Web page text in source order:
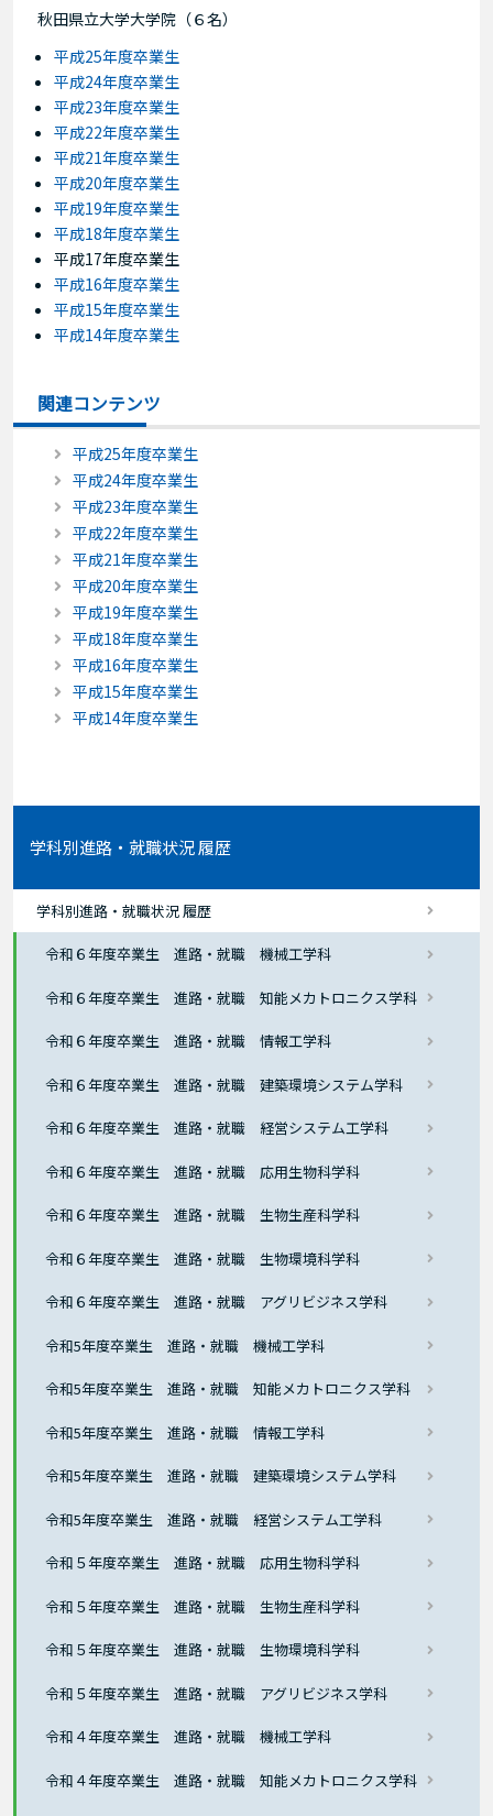
秋田県立大学大学院（６名）
平成25年度卒業生
平成24年度卒業生
平成23年度卒業生
平成22年度卒業生
平成21年度卒業生
平成20年度卒業生
平成19年度卒業生
平成18年度卒業生
平成17年度卒業生
平成16年度卒業生
平成15年度卒業生
平成14年度卒業生
関連コンテンツ
平成25年度卒業生
平成24年度卒業生
平成23年度卒業生
平成22年度卒業生
平成21年度卒業生
平成20年度卒業生
平成19年度卒業生
平成18年度卒業生
平成16年度卒業生
平成15年度卒業生
平成14年度卒業生
学科別進路・就職状況 履歴
学科別進路・就職状況 履歴
令和６年度卒業生 進路・就職 機械工学科
令和６年度卒業生 進路・就職 知能メカトロニクス学科
令和６年度卒業生 進路・就職 情報工学科
令和６年度卒業生 進路・就職 建築環境システム学科
令和６年度卒業生 進路・就職 経営システム工学科
令和６年度卒業生 進路・就職 応用生物科学科
令和６年度卒業生 進路・就職 生物生産科学科
令和６年度卒業生 進路・就職 生物環境科学科
令和６年度卒業生 進路・就職 アグリビジネス学科
令和5年度卒業生 進路・就職 機械工学科
令和5年度卒業生 進路・就職 知能メカトロニクス学科
令和5年度卒業生 進路・就職 情報工学科
令和5年度卒業生 進路・就職 建築環境システム学科
令和5年度卒業生 進路・就職 経営システム工学科
令和５年度卒業生 進路・就職 応用生物科学科
令和５年度卒業生 進路・就職 生物生産科学科
令和５年度卒業生 進路・就職 生物環境科学科
令和５年度卒業生 進路・就職 アグリビジネス学科
令和４年度卒業生 進路・就職 機械工学科
令和４年度卒業生 進路・就職 知能メカトロニクス学科